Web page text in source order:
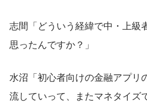
志間「どういう経緯で中・上級
思ったんですか？」
水沼「初心者向けの金融アプリ
流していって、またマネタイズ